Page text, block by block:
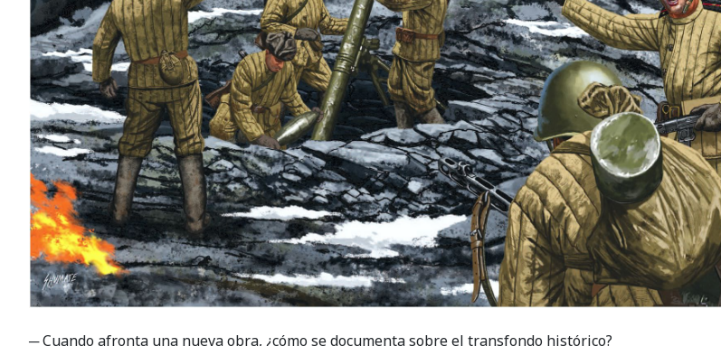
─ Cuando afronta una nueva obra, ¿cómo se documenta sobre el transfondo histórico?